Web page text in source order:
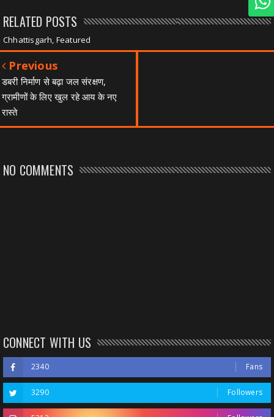
RELATED POSTS
Chhattisgarh, Featured
Previous
डबरी निर्माण से बढ़ा जल संरक्षण,
ग्रामीणों के लिए खुल रहे आय के नए
रास्ते
NO COMMENTS
CONNECT WITH US
2340 Fans
3290 Followers